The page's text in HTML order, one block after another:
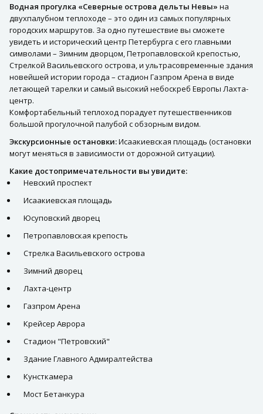
Водная прогулка «Северные острова дельты Невы» на
двухпалубном теплоходе – это один из самых популярных
городских маршрутов. За одно путешествие вы сможете
увидеть и исторический центр Петербурга с его главными
символами – Зимним дворцом, Петропавловской крепостью,
Стрелкой Васильевского острова, и ультрасовременные здания
новейшей истории города – стадион Газпром Арена в виде
летающей тарелки и самый высокий небоскреб Европы Лахта-
центр.
Комфортабельный теплоход порадует путешественников
большой прогулочной палубой с обзорным видом.
Экскурсионные остановки:Исаакиевская площадь (остановки
могут меняться в зависимости от дорожной ситуации).
Какие достопримечательности вы увидите:
Невский проспект
Исаакиевская площадь
Юсуповский дворец
Петропавловская крепость
Стрелка Васильевского острова
Зимний дворец
Лахта-центр
Газпром Арена
Крейсер Аврора
Стадион "Петровский"
Здание Главного Адмиралтейства
Кунсткамера
Мост Бетанкура